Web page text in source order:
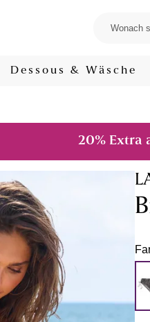
Dessous & Wäsche
20% Extra